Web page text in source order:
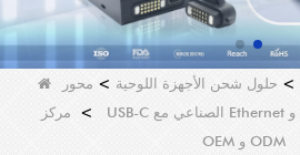
> حلول شحن الأجهزة اللوحية >
> مركز USB-C الصناعي مع Ethernet و Multicessory Ports | مصنع
OEM و ODM